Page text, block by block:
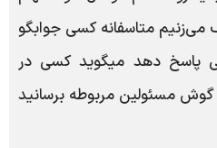
متاسفانه کسی جوابگو
پاسخ دهد میگوید کسی در
مسئولین مربوطه‌ برسانید